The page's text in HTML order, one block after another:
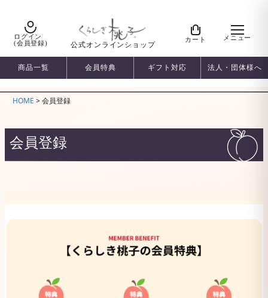
ログイン
(会員登録)
公式オンラインショップ
カート メニュー
商品一覧 会員特典 ギフト対応 法人・団体様へ
HOME 会員登録
会員登録